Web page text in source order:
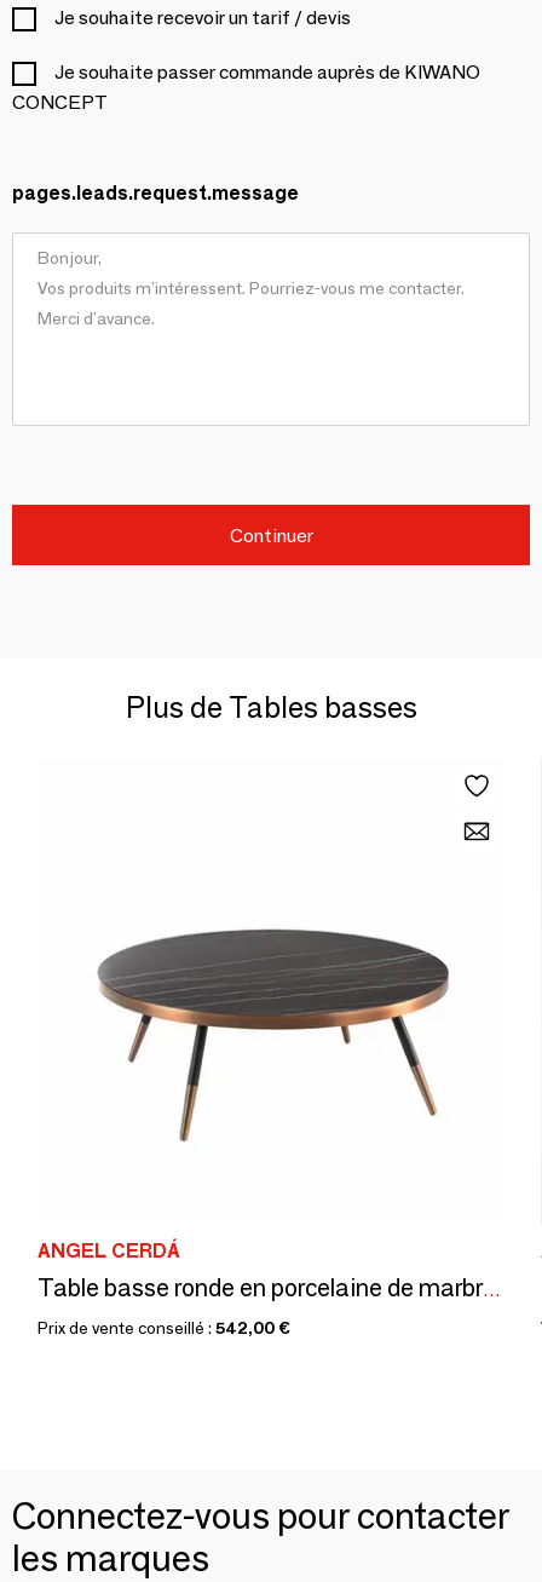
Je souhaite recevoir un tarif / devis
Je souhaite passer commande auprès de KIWANO
CONCEPT
pages.leads.request.message
Continuer
Plus de Tables basses
ANGEL CERDÁ
Table basse ronde en porcelaine de marbre noir
Prix de vente conseillé : 542,00 €
Connectez-vous pour contacter
les marques